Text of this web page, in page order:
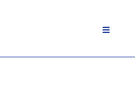
Toggle